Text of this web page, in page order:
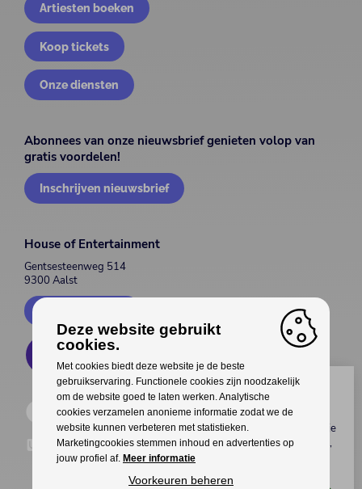
Artiesten boeken
Koop tickets
Onze diensten
Abonnees van onze nieuwsbrief genieten volop van
gratis voordelen!
Inschrijven nieuwsbrief
House of Entertainment
Gentsesteenweg 514
9300 Aalst
Wil jij genieten van gratis
voordelen?
Koop als eerstetickets,meet & greets
met je
favoriete artiest(en), interessantekortingen ,
upgradesvan je tickets en veel meer
Deze website gebruikt
cookies.
Met cookies biedt deze website je de beste
gebruikservaring. Functionele cookies zijn noodzakelijk
om de website goed te laten werken. Analytische
cookies verzamelen anonieme informatie zodat we de
website kunnen verbeteren met statistieken.
Marketingcookies stemmen inhoud en advertenties op
jouw profiel af. Meer informatie
Voorkeuren beheren